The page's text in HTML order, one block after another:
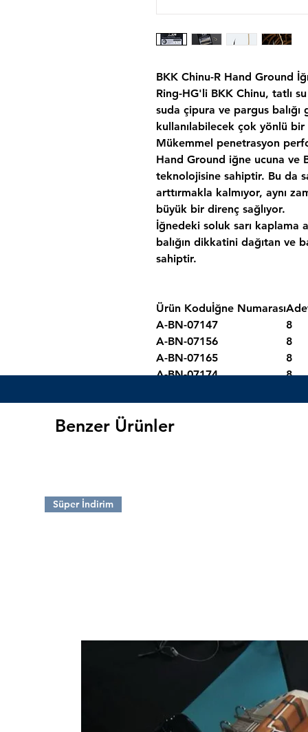
BKK Chinu-R Hand Ground
Ring-HG'li BKK Chinu, tatlı
suda çipura ve pargus
kullanılabilecek çok yönlü
Mükemmel penetrasyon
Hand Ground iğne ucuna ve
teknolojisine sahiptir. Bu da
arttırmakla kalmıyor, aynı
büyük bir direnç sağlıyor.
İğnedeki soluk sarı kaplama
balığın dikkatini dağıtan ve
sahiptir.
Ürün Koduİğne Numarası
A-BN-07147
8
A-BN-07156
8
A-BN-07165
8
A-BN-07174
8
A-BN-07192
8
A-BN-0720
Benzer Ürünler
Süper İndirim